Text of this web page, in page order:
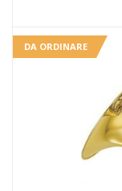
DA ORDINARE